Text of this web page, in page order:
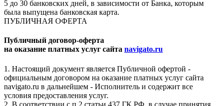
5 до 30 банковских дней, в зависимости от Банка, которым
была выпущена банковская карта.
ПУБЛИЧНАЯ ОФЕРТА
Публичный договор-оферта
на оказание платных услуг сайта navigato.ru
1. Настоящий документ является Публичной офертой -
официальным договором на оказание платных услуг сайта
navigato.ru в дальнейшем - Исполнитель и содержит все
условия предоставления услуг.
2. В соответствии с п.2 статьи 437 ГК РФ, в случае принятия